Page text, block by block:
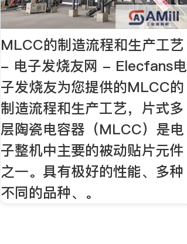
MLCC的制造流程和生产工艺
- 电子发烧友网 - Elecfans电
子发烧友为您提供的MLCC的
制造流程和生产工艺，片式多
层陶瓷电容器（MLCC）是电
子整机中主要的被动贴片元件
之一。具有极好的性能、多种
不同的品种、。